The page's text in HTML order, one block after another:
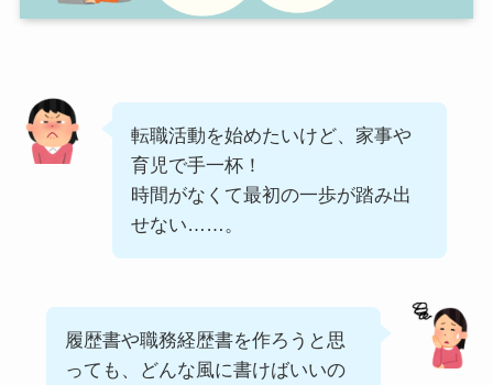
転職活動を始めたいけど、家事や
育児で手一杯！
時間がなくて最初の一歩が踏み出
せない……。
履歴書や職務経歴書を作ろうと思
っても、どんな風に書けばいいの